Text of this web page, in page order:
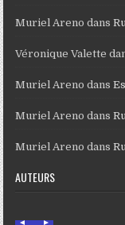
Muriel Areno dans
Véronique Valette
Muriel Areno dans
Muriel Areno dans
Muriel Areno dans
AUTEURS